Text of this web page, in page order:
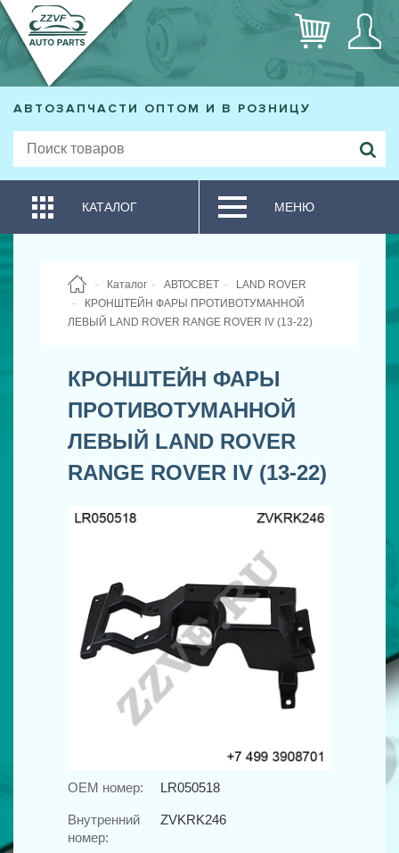
АВТОЗАПЧАСТИ ОПТОМ И В РОЗНИЦУ
КАТАЛОГ МЕНЮ
Каталог АВТОСВЕТ
LAND ROVER
КРОНШТЕЙН ФАРЫ ПРОТИВОТУМАННОЙ
ЛЕВЫЙ LAND ROVER RANGE ROVER IV (13-22)
КРОНШТЕЙН ФАРЫ
ПРОТИВОТУМАННОЙ
ЛЕВЫЙ LAND ROVER
RANGE ROVER IV (13-22)
OEM номер: LR050518
Внутренний
номер:
ZVKRK246